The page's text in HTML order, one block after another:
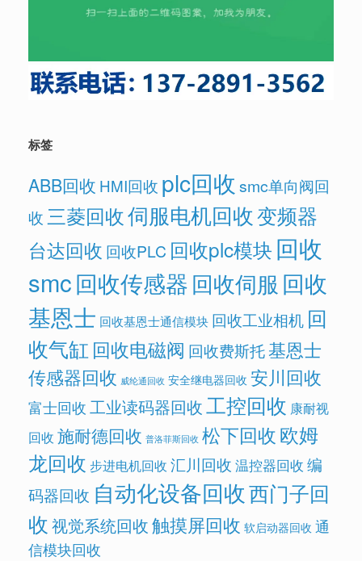
标签
ABB回收 HMI回收 plc回收 smc单向阀回
收三菱回收伺服电机回收变频器
台达回收 回收PLC 回收plc模块 回收
smc回收传感器回收伺服 回收
基恩士 回收基恩士通信模块 回收工业相机 回
收气缸 回收电磁阀 回收费斯托基恩士
传感器回收 威纶通回收 安全继电器回收 安川回收
富士回收工业读码器回收工控回收 康耐视
回收 施耐德回收 普洛菲斯回收 松下回收欧姆
龙回收 步进电机回收 汇川回收 温控器回收 编
码器回收 自动化设备回收西门子回
收视觉系统回收触摸屏回收 软启动器回收 通
信模块回收